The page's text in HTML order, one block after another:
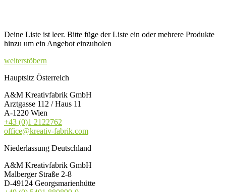
Deine Liste ist leer. Bitte füge der Liste ein oder mehrere Produkte
hinzu um ein Angebot einzuholen
weiterstöbern
Hauptsitz Österreich
A&M Kreativfabrik GmbH
Arztgasse 112 / Haus 11
A-1220 Wien
+43 (0)1 2122762
office@kreativ-fabrik.com
Niederlassung Deutschland
A&M Kreativfabrik GmbH
Malberger Straße 2-8
D-49124 Georgsmarienhütte